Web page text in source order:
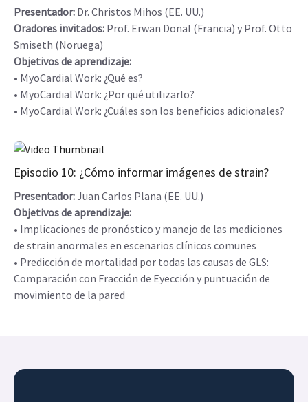
Presentador: Dr. Christos Mihos (EE. UU.)
Oradores invitados: Prof. Erwan Donal (Francia) y Prof. Otto
Smiseth (Noruega)
Objetivos de aprendizaje:
• MyoCardial Work: ¿Qué es?
• MyoCardial Work: ¿Por qué utilizarlo?
• MyoCardial Work: ¿Cuáles son los beneficios adicionales?
Episodio 10: ¿Cómo informar imágenes de strain?
Presentador:Juan Carlos Plana (EE. UU.)
Objetivos de aprendizaje:
• Implicaciones de pronóstico y manejo de las mediciones
de strain anormales en escenarios clínicos comunes
• Predicción de mortalidad por todas las causas de GLS:
Comparación con Fracción de Eyección y puntuación de
movimiento de la pared